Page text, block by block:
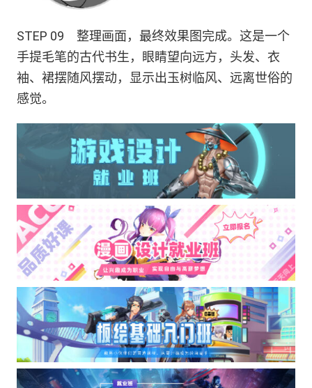
STEP 09 整理画面，最终效果图完成。这是一个
手提毛笔的古代书生，眼睛望向远方，头发、衣
袖、裙摆随风摆动，显示出玉树临风、远离世俗的
感觉。